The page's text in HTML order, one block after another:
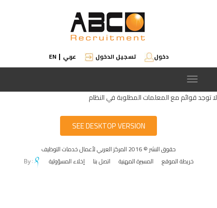
دخول تسجيل الدخول عربي |
EN
Toggle
navigation
لا توجد قوائم مع المعلمات المطلوبة في النظام
SEE DESKTOP VERSION
حقوق النشر © 2016 المركز العربي لأعمال خدمات التوظيف
خريطة الموقع
المسيرة المهنية اتصل بنا إخلاء المسؤولية